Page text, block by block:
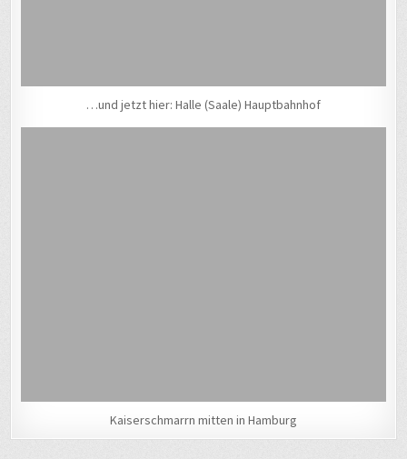
…und jetzt hier: Halle (Saale) Hauptbahnhof
Kaiserschmarrn mitten in Hamburg